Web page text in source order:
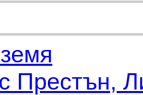
Престън,